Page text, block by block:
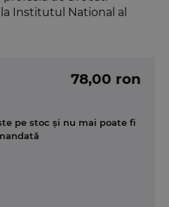
Institutul National al
78,00 ron
pe stoc și nu mai poate fi